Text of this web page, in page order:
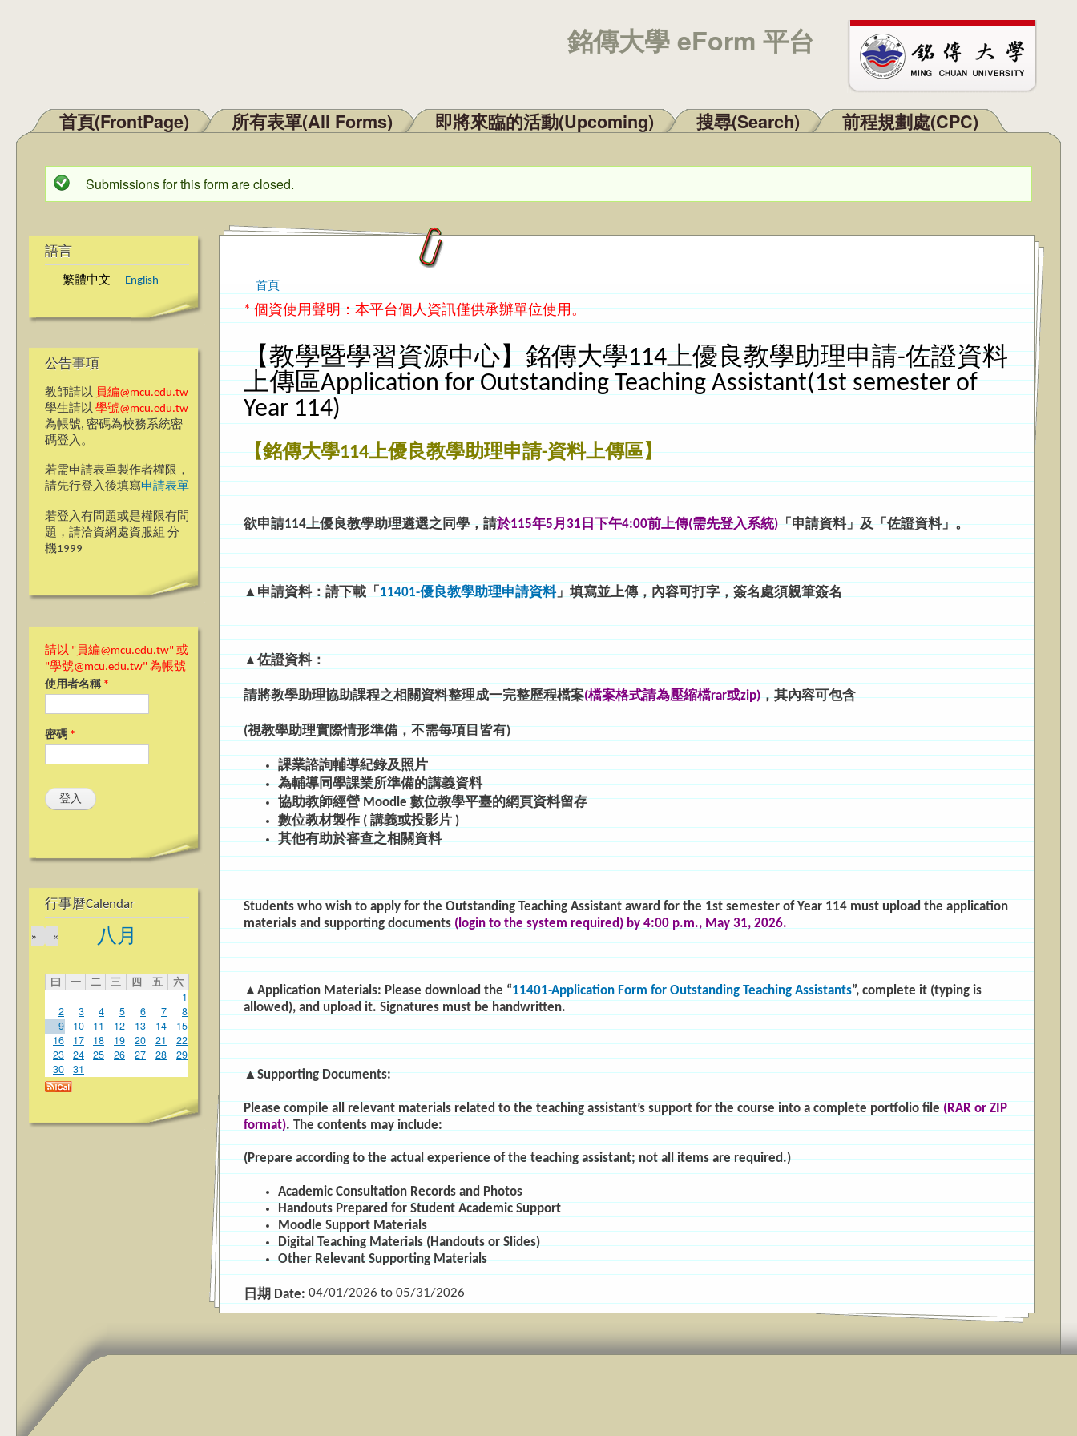
銘傳大學 eForm 平台
主選單
首頁(FrontPage) 所有表單(All Forms) 即將來臨的活動(Upcoming) 搜尋(Search) 前程規劃處(CPC)
狀態訊息
Submissions for this form are closed.
語言
繁體中文 English
公告事項
教師請以 員編@mcu.edu.tw
學生請以 學號@mcu.edu.tw
為帳號, 密碼為校務系統密
碼登入。
若需申請表單製作者權限，
請先行登入後填寫申請表單
若登入有問題或是權限有問
題，請洽資網處資服組 分
機1999
請以 "員編@mcu.edu.tw" 或
"學號@mcu.edu.tw" 為帳號
使用者名稱 *
密碼 *
行事曆Calendar
八月
«
»
曰 一 二 三 四 五
六
1
2
3 4 5 6 7
8
9
10 11 12 13 14
15
16
17 18 19 20 21
22
23
24 25 26 27 28
29
30
31
您在這裡
首頁
* 個資使用聲明：本平台個人資訊僅供承辦單位使用。
【教學暨學習資源中心】銘傳大學114上優良教學助理申請-佐證資料
上傳區Application for Outstanding Teaching Assistant(1st semester of
Year 114)
【銘傳大學114上優良教學助理申請-資料上傳區】
欲申請114上優良教學助理遴選之同學，請於115年5月31日下午4:00前上傳(需先登入系統)「申請資料」及「佐證資料」。
▲申請資料：請下載「 11401-優良教學助理申請資料」填寫並上傳，內容可打字，簽名處須親筆簽名
▲佐證資料：
請將教學助理協助課程之相關資料整理成一完整歷程檔案(檔案格式請為壓縮檔rar或zip)，其內容可包含
(視教學助理實際情形準備，不需每項目皆有)
課業諮詢輔導紀錄及照片
為輔導同學課業所準備的講義資料
協助教師經營 Moodle 數位教學平臺的網頁資料留存
數位教材製作 ( 講義或投影片 )
其他有助於審查之相關資料
Students who wish to apply for the Outstanding Teaching Assistant award for the 1st semester of Year 114 must upload the application
materials and supporting documents (login to the system required) by 4:00 p.m., May 31, 2026.
▲Application Materials: Please download the “11401-Application Form for Outstanding Teaching Assistants”, complete it (typing is
allowed), and upload it. Signatures must be handwritten.
▲Supporting Documents:
Please compile all relevant materials related to the teaching assistant’s support for the course into a complete portfolio file (RAR or ZIP
format). The contents may include:
(Prepare according to the actual experience of the teaching assistant; not all items are required.)
Academic Consultation Records and Photos
Handouts Prepared for Student Academic Support
Moodle Support Materials
Digital Teaching Materials (Handouts or Slides)
Other Relevant Supporting Materials
日期 Date: 04/01/2026to05/31/2026